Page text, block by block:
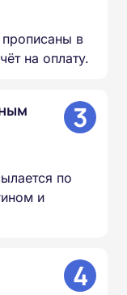
прописаны в
на оплату.
3
по
и
4